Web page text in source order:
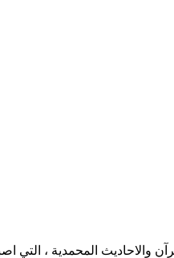
والاحاديث المحمدية ،